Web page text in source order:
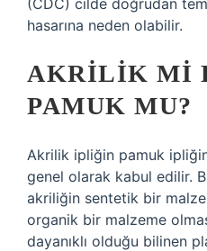
(CDC) cilde doğrudan
hasarına neden olabilir.
AKRILIK MI
PAMUK MU?
Akrilik ipliğin pamuk
genel olarak kabul edilir.
akriliğin sentetik bir
organik bir malzeme
dayanıklı olduğu bilinen